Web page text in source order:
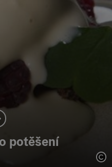
potěšení